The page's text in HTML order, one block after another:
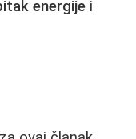
energije i